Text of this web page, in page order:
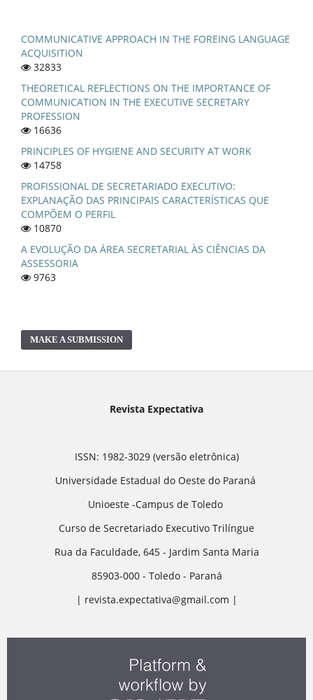
COMMUNICATIVE APPROACH IN THE FOREING LANGUAGE
ACQUISITION
32833
THEORETICAL REFLECTIONS ON THE IMPORTANCE OF
COMMUNICATION IN THE EXECUTIVE SECRETARY
PROFESSION
16636
PRINCIPLES OF HYGIENE AND SECURITY AT WORK
14758
PROFISSIONAL DE SECRETARIADO EXECUTIVO:
EXPLANAÇÃO DAS PRINCIPAIS CARACTERÍSTICAS QUE
COMPÕEM O PERFIL
10870
A EVOLUÇÃO DA ÁREA SECRETARIAL ÀS CIÊNCIAS DA
ASSESSORIA
9763
MAKE A SUBMISSION
Revista Expectativa
ISSN: 1982-3029 (versão eletrônica)
Universidade Estadual do Oeste do Paraná
Unioeste -Campus de Toledo
Curso de Secretariado Executivo Trilíngue
Rua da Faculdade, 645 - Jardim Santa Maria
85903-000 - Toledo - Paraná
| revista.expectativa@gmail.com |